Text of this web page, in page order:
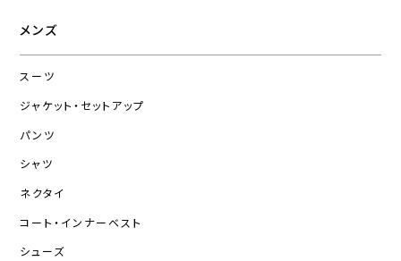
メンズ
スーツ
ジャケット・セットアップ
パンツ
シャツ
ネクタイ
コート・インナーベスト
シューズ